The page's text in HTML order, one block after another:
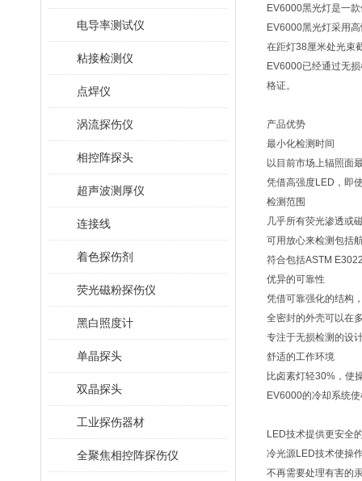
电导率测试仪
粘接检测仪
点焊仪
涡流探伤仪
相控阵探头
超声波测厚仪
连接线
着色探伤剂
荧光磁粉探伤仪
黑白照度计
单晶探头
双晶探头
工业探伤器材
全聚焦相控阵探伤仪
EV6000黑光灯是一
EV6000黑光灯采用
在距灯38厘米处光束
EV6000已经通过无
格证。
产品优势
最小化检测时间
以目前市场上辐照面
凭借高强度LED，即
检测范围
几乎所有荧光渗透或
可用放心来检测包括
符合包括ASTM
优异的可靠性
凭借可靠强化的结构
全密封的外壳可以在
专注于无损检测的设
舒适的工作环境
比卤素灯轻30%，使
EV6000的冷却系统
LED技术提供更安全
冷光源LED技术使操
不再需要处理有害的